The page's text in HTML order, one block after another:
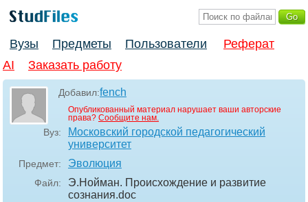
Вузы Предметы Пользователи
Реферат
AI
Заказать работу
Добавил:fench
Опубликованный материал нарушает ваши авторские
права? Сообщите нам.
Вуз:
Московский городской педагогический
университет
Предмет: Эволюция
Файл:
Э.Нойман. Происхождение и развитие
сознания.doc